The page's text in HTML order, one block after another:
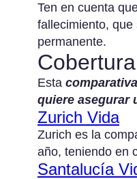
Ten en cuenta
fallecimiento,
permanente.
Esta
quiere asegurar
Zurich Vida
Zurich es la
año, teniendo en
Santalucía